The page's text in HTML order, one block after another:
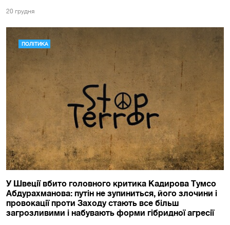
20 грудня
ПОЛІТИКА
У Швеції вбито головного критика Кадирова Тумсо
Абдурахманова: путін не зупиниться, його злочини і
провокації проти Заходу стають все більш
загрозливими і набувають форми гібридної агресії